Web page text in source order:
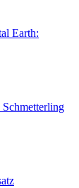
Earth: